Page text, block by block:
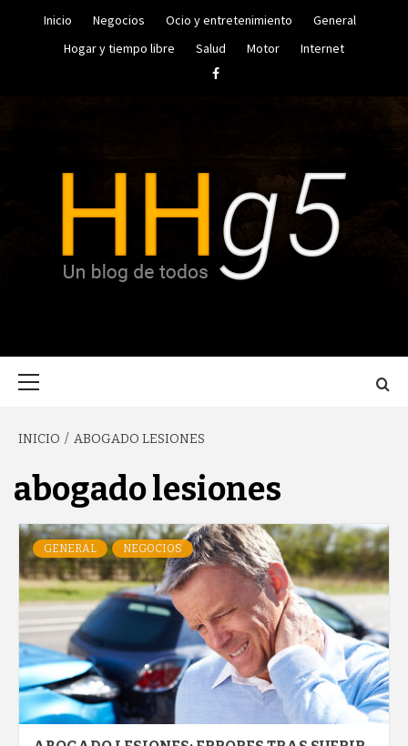
Inicio Negocios Ocio y entretenimiento
General
Hogar y tiempo libre
Salud Motor
Internet
Facebook
GARCÍA'S
BLOG
INICIO ABOGADO LESIONES
abogado lesiones
GENERAL NEGOCIOS